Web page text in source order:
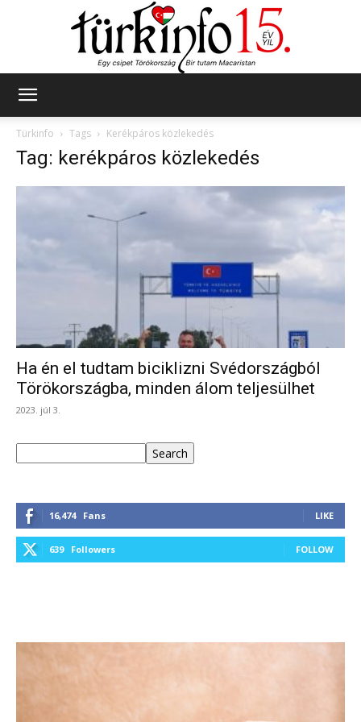
Türkinfo
Tags Kerékpáros közlekedés
Tag: kerékpáros közlekedés
Ha én el tudtam biciklizni Svédországból
Törökországba, minden álom teljesülhet
2023. júl 3.
Search
16,474 Fans LIKE
639 Followers FOLLOW